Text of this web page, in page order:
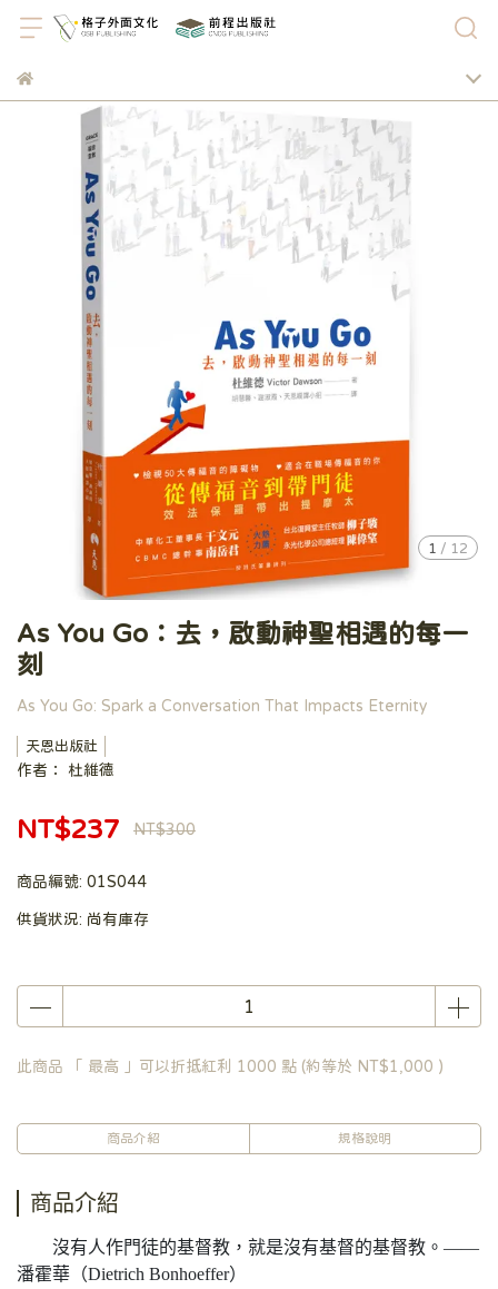
1 / 12
As You Go：去，啟動神聖相遇的每一
刻
As You Go: Spark a Conversation That Impacts Eternity
天恩出版社
作者： 杜維德
NT$237 NT$300
商品編號: 01S044
供貨狀況: 尚有庫存
此商品 「 最高 」可以折抵紅利 1000 點 (約等於 NT$1,000 )
商品介紹 規格說明
商品介紹
沒有人作門徒的基督教，就是沒有基督的基督教。——
潘霍華（Dietrich Bonhoeffer）